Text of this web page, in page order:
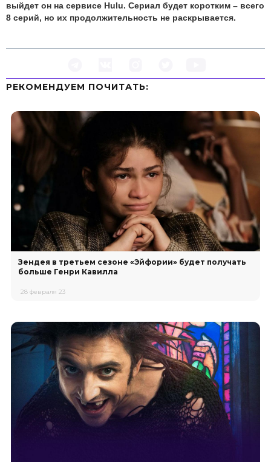
выйдет он на сервисе Hulu. Сериал будет коротким – всего
8 серий, но их продолжительность не раскрывается.
РЕКОМЕНДУЕМ ПOЧИТАТЬ:
Зендея в третьем сезоне «Эйфории» будет получать
больше Генри Кавилла
28 февраля 23